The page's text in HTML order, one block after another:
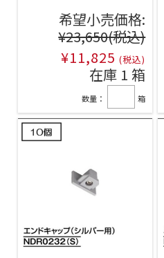
希望小売価格:
¥23,650(税込)
¥11,825 (税込)
在庫 1 箱
数量： 箱